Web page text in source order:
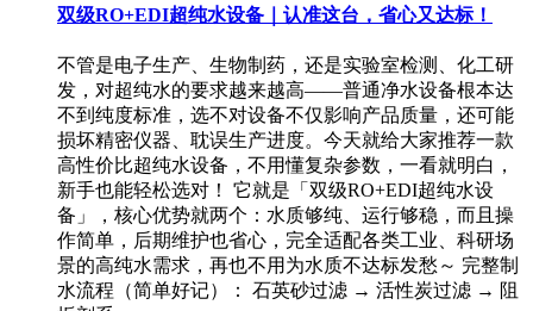
双级RO+EDI超纯水设备｜认准这台，省心又达标！
不管是电子生产、生物制药，还是实验室检测、化工研
发，对超纯水的要求越来越高——普通净水设备根本达
不到纯度标准，选不对设备不仅影响产品质量，还可能
损坏精密仪器、耽误生产进度。今天就给大家推荐一款
高性价比超纯水设备，不用懂复杂参数，一看就明白，
新手也能轻松选对！ 它就是「双级RO+EDI超纯水设
备」，核心优势就两个：水质够纯、运行够稳，而且操
作简单，后期维护也省心，完全适配各类工业、科研场
景的高纯水需求，再也不用为水质不达标发愁～ 完整制
水流程（简单好记）： 石英砂过滤 → 活性炭过滤 → 阻